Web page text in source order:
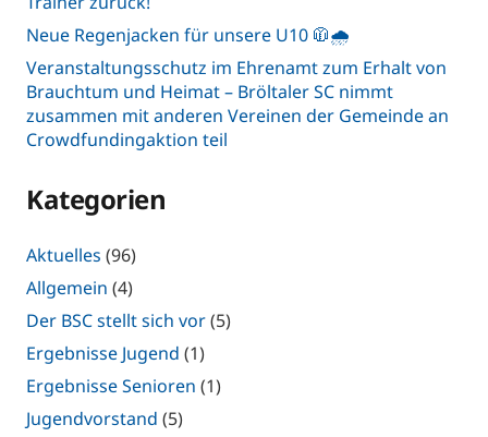
Neue Regenjacken für unsere U10 🧥🌧️
Veranstaltungsschutz im Ehrenamt zum Erhalt von
Brauchtum und Heimat – Bröltaler SC nimmt
zusammen mit anderen Vereinen der Gemeinde an
Crowdfundingaktion teil
Kategorien
Aktuelles (96)
Allgemein (4)
Der BSC stellt sich vor(5)
Ergebnisse Jugend (1)
Ergebnisse Senioren (1)
Jugendvorstand (5)